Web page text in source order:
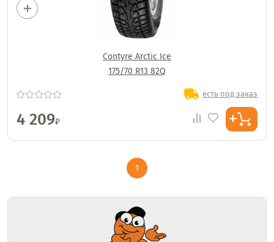
Contyre Arctic Ice
175/70 R13 82Q
есть под заказ
4 209₽
1